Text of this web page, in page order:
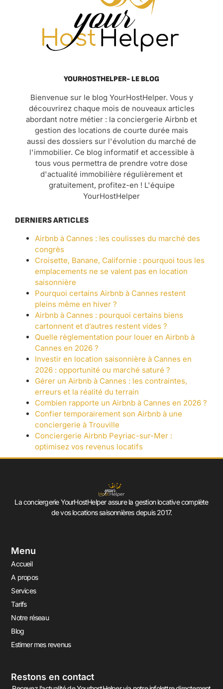
YOURHOSTHELPER- LE BLOG
Bienvenue sur le blog YourHostHelper. Vous y
découvrirez chaque mois de nouveaux articles
abordant notre métier : la conciergerie Airbnb et
gestion des locations de courte durée mais
aussi des dossiers sur l'évolution du marché de
l'immobilier. Ce blog informatif et accessible à
tous vous permettra de prendre votre dose
d'actualité immobilière régulièrement et
gratuitement, profitez-en ! L'équipe
YourHostHelper
DERNIERS ARTICLES
Airbnb à Cannes : les coulisses du marché des
congrès
Croisette, Banane, Californie : pourquoi tous les
emplacements ne se valent pas en location
saisonnière
Pourquoi certains Airbnb à Cannes restent
pleins même en hiver ?
Airbnb à Cannes : pourquoi certains biens
cartonnent et d’autres restent vides ?
Quelle règlementation pour louer en Airbnb à
Cannes en 2026 ?
Investir en location saisonnière à Cannes en
2026 : opportunité ou marché saturé ?
Gérer un Airbnb à Cannes : les contraintes,
erreurs et la réalité du terrain
Combien rapporte un Airbnb à Cannes en 2026 ?
Confier temporairement son Airbnb à une
conciergerie à Trouville
Conciergerie Airbnb Peyriac-sur-Mer :
optimisez vos revenus locatifs
La conciergerie YourHostHelper assure la gestion locative complète
de vos locations saisonnières depuis 2017.
Menu
Accueil
A propos
Services
Tarifs
Notre réseau
Blog
Estimer mes revenus
Restons en contact